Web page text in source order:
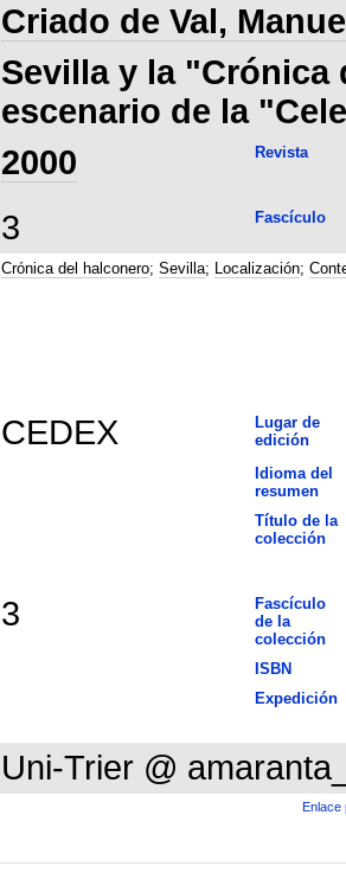
Criado de Val,
Sevilla y la "Crónica
escenario de la
2000 Revista
3 Fascículo
Crónica del halconero; Sevilla; Localización;
CEDEX
Lugar de
edición
Idioma del
resumen
Título de la
colección
3
Fascículo
de la
colección
ISBN
Expedición
Uni-Trier @
Enlace